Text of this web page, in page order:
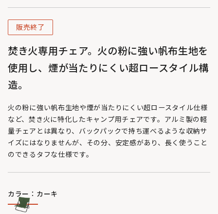
販売終了
焚き火専用チェア。火の粉に強い帆布生地を
使用し、煙が当たりにくい超ロースタイル構
造。
火の粉に強い帆布生地や煙が当たりにくい超ロースタイル仕様
など、焚き火に特化したキャンプ用チェアです。アルミ製の軽
量チェアとは異なり、バックパックで持ち運べるような収納サ
イズにはなりませんが、その分、安定感があり、長く使うこと
のできるタフな仕様です。
カラー：カーキ